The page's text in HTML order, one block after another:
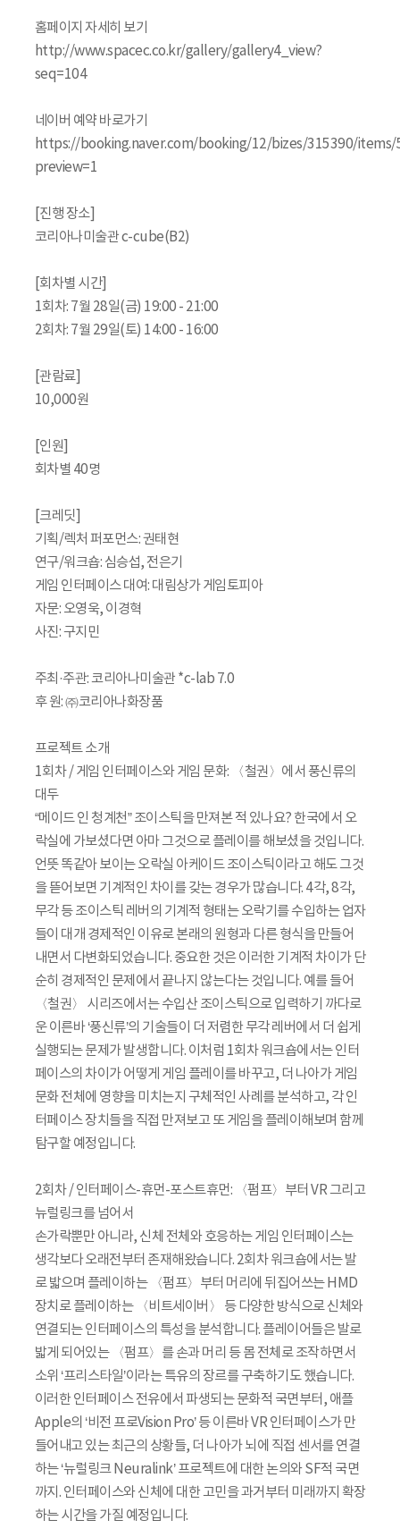
홈페이지 자세히 보기
http://www.spacec.co.kr/gallery/gallery4_view?
seq=104
네이버 예약 바로가기
https://booking.naver.com/booking/12/bizes/315390/items/
preview=1
[진행 장소]
코리아나미술관 c-cube(B2)
[회차별 시간]
1회차: 7월 28일(금) 19:00 - 21:00
2회차: 7월 29일(토) 14:00 - 16:00
[관람료]
10,000원
[인원]
회차별 40명
[크레딧]
기획/렉처 퍼포먼스: 권태현
연구/워크숍: 심승섭, 전은기
게임 인터페이스 대여: 대림상가 게임토피아
자문: 오영욱, 이경혁
사진: 구지민
주최·주관: 코리아나미술관 *c-lab 7.0
후 원: ㈜코리아나화장품
프로젝트 소개
1회차 / 게임 인터페이스와 게임 문화: 〈철권〉에서 풍신류의
대두
“메이드 인 청계천” 조이스틱을 만져본 적 있나요? 한국에서 오
락실에 가보셨다면 아마 그것으로 플레이를 해보셨을 것입니다.
언뜻 똑같아 보이는 오락실 아케이드 조이스틱이라고 해도 그것
을 뜯어보면 기계적인 차이를 갖는 경우가 많습니다. 4각, 8각,
무각 등 조이스틱 레버의 기계적 형태는 오락기를 수입하는 업자
들이 대개 경제적인 이유로 본래의 원형과 다른 형식을 만들어
내면서 다변화되었습니다. 중요한 것은 이러한 기계적 차이가 단
순히 경제적인 문제에서 끝나지 않는다는 것입니다. 예를 들어
〈철권〉 시리즈에서는 수입산 조이스틱으로 입력하기 까다로
운 이른바 ‘풍신류’의 기술들이 더 저렴한 무각 레버에서 더 쉽게
실행되는 문제가 발생합니다. 이처럼 1회차 워크숍에서는 인터
페이스의 차이가 어떻게 게임 플레이를 바꾸고, 더 나아가 게임
문화 전체에 영향을 미치는지 구체적인 사례를 분석하고, 각 인
터페이스 장치들을 직접 만져보고 또 게임을 플레이해보며 함께
탐구할 예정입니다.
2회차 / 인터페이스-휴먼-포스트휴먼: 〈펌프〉부터 VR 그리고
뉴럴링크를 넘어서
손가락뿐만 아니라, 신체 전체와 호응하는 게임 인터페이스는
생각보다 오래전부터 존재해왔습니다. 2회차 워크숍에서는 발
로 밟으며 플레이하는 〈펌프〉부터 머리에 뒤집어쓰는 HMD
장치로 플레이하는 〈비트세이버〉 등 다양한 방식으로 신체와
연결되는 인터페이스의 특성을 분석합니다. 플레이어들은 발로
밟게 되어있는 〈펌프〉를 손과 머리 등 몸 전체로 조작하면서
소위 ‘프리스타일’이라는 특유의 장르를 구축하기도 했습니다.
이러한 인터페이스 전유에서 파생되는 문화적 국면부터, 애플
Apple의 ‘비전 프로Vision Pro’ 등 이른바 VR 인터페이스가 만
들어내고 있는 최근의 상황들, 더 나아가 뇌에 직접 센서를 연결
하는 ‘뉴럴링크 Neuralink’ 프로젝트에 대한 논의와 SF적 국면
까지. 인터페이스와 신체에 대한 고민을 과거부터 미래까지 확장
하는 시간을 가질 예정입니다.